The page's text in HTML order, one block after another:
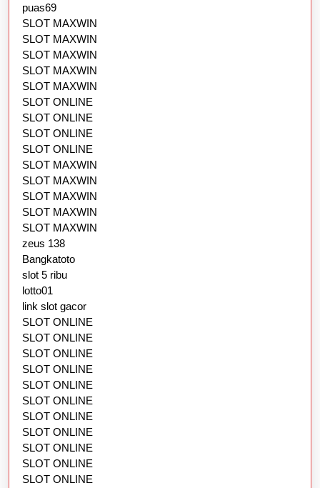
puas69
SLOT MAXWIN
SLOT MAXWIN
SLOT MAXWIN
SLOT MAXWIN
SLOT MAXWIN
SLOT ONLINE
SLOT ONLINE
SLOT ONLINE
SLOT ONLINE
SLOT MAXWIN
SLOT MAXWIN
SLOT MAXWIN
SLOT MAXWIN
SLOT MAXWIN
zeus 138
Bangkatoto
slot 5 ribu
lotto01
link slot gacor
SLOT ONLINE
SLOT ONLINE
SLOT ONLINE
SLOT ONLINE
SLOT ONLINE
SLOT ONLINE
SLOT ONLINE
SLOT ONLINE
SLOT ONLINE
SLOT ONLINE
SLOT ONLINE